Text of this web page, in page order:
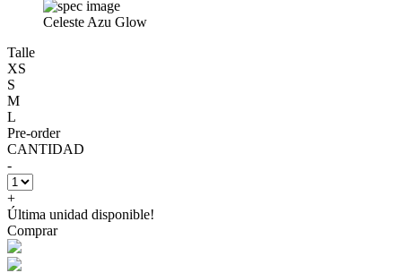
Celeste Azu Glow
Talle
XS
S
M
L
Pre-order
CANTIDAD
-
+
Última unidad disponible!
Comprar